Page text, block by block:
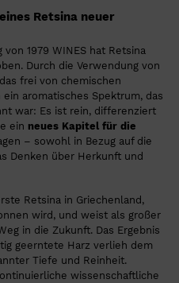
Retsina neuer
1979 WINES hat Retsina
Durch die Verwendung von
frei von chemischen
aromatisches Spektrum, das
war: Es ist rein, differenziert
ein neues Kapitel für die
– sowohl in Bezug auf die
Denken über Herkunft und
Retsina in Griechenland,
wird, und weist als großer
in die Zukunft. Das Ergebnis
geerntete Harz verlieh dem
Tiefe und Reinheit.
wissenschaftliche